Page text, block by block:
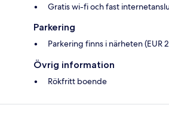
Gratis wi-fi och fast
Parkering
Parkering finns i närheten (EUR
Övrig information
Rökfritt boende